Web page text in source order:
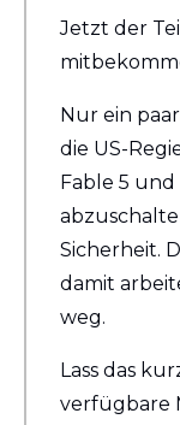
Jetzt der
Nur ein
die US-
Fable 5
Sicherheit.
damit
weg.
Lass das
verfügbare